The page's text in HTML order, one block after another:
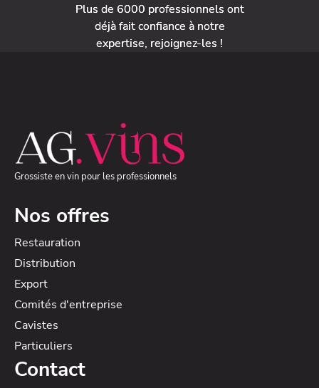
Plus de 6000 professionnels ont
déjà fait confiance à notre
expertise, rejoignez-les !
Grossiste en vin pour les professionnels
Nos offres
Restauration
Distribution
Export
Comités d'entreprise
Cavistes
Particuliers
Contact